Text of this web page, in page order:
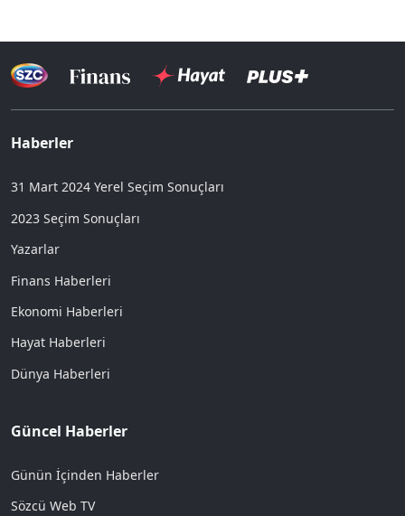
Haberler
31 Mart 2024 Yerel Seçim Sonuçları
2023 Seçim Sonuçları
Yazarlar
Finans Haberleri
Ekonomi Haberleri
Hayat Haberleri
Dünya Haberleri
Güncel Haberler
Günün İçinden Haberler
Sözcü Web TV